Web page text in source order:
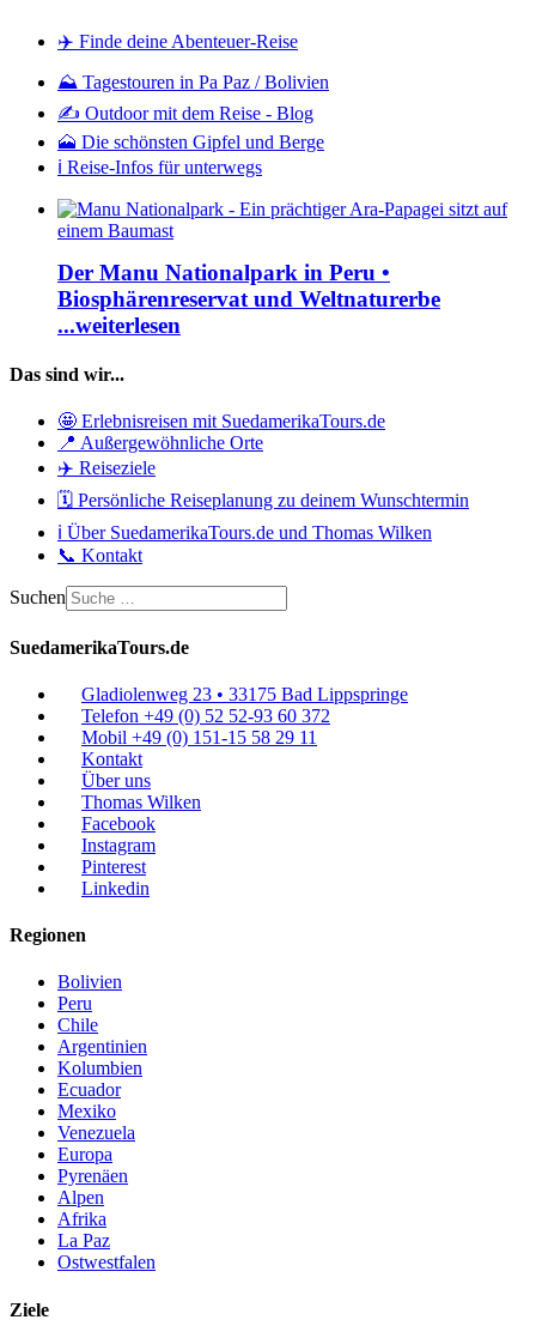
✈️ Finde deine Abenteuer-Reise
⛰️ Tagestouren in Pa Paz / Bolivien
✍️ Outdoor mit dem Reise - Blog
🗻 Die schönsten Gipfel und Berge
ℹ️ Reise-Infos für unterwegs
Der Manu Nationalpark in Peru •
Biosphärenreservat und Weltnaturerbe
...weiterlesen
Das sind wir...
🤩 Erlebnisreisen mit SuedamerikaTours.de
📍 Außergewöhnliche Orte
✈️ Reiseziele
🗓️ Persönliche Reiseplanung zu deinem Wunschtermin
ℹ️ Über SuedamerikaTours.de und Thomas Wilken
📞 Kontakt
Suchen
SuedamerikaTours.de
Gladiolenweg 23 • 33175 Bad Lippspringe
Telefon +49 (0) 52 52-93 60 372
Mobil +49 (0) 151-15 58 29 11
Kontakt
Über uns
Thomas Wilken
Facebook
Instagram
Pinterest
Linkedin
Regionen
Bolivien
Peru
Chile
Argentinien
Kolumbien
Ecuador
Mexiko
Venezuela
Europa
Pyrenäen
Alpen
Afrika
La Paz
Ostwestfalen
Ziele